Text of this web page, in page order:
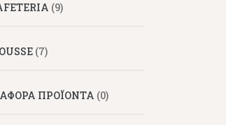
(9)
(7)
ΠΡΟΪΟΝΤΑ (0)